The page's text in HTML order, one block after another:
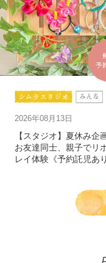
シムラスタジオ みんな
2026年08月13日
【スタジオ】夏休み企
お友達同士、親子でリ
レイ体験《予約託児あり